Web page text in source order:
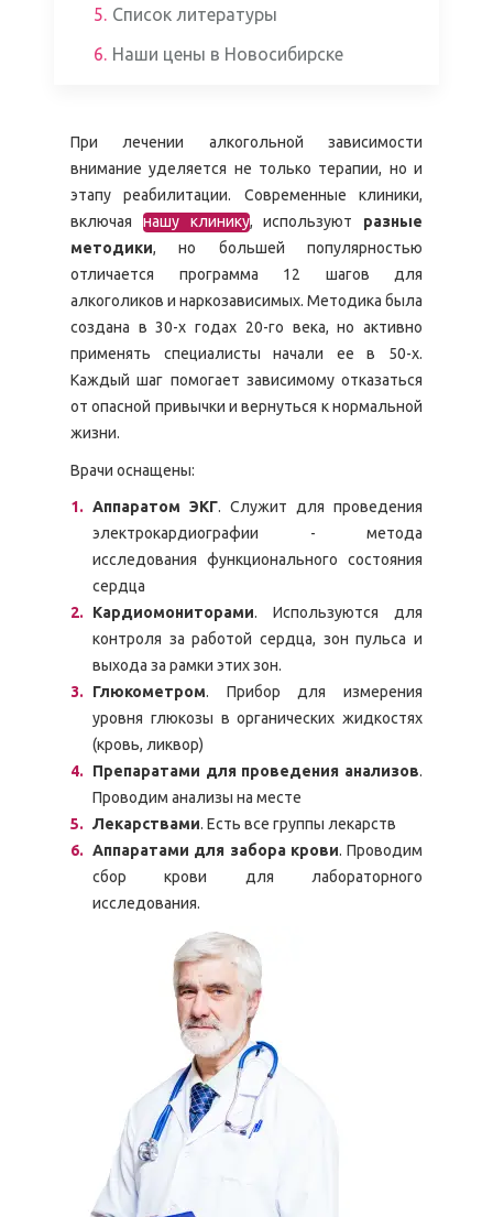
5. Список литературы
6. Наши цены в Новосибирске
При лечении алкогольной зависимости
внимание уделяется не только терапии, но и
этапу реабилитации. Современные клиники,
включая нашу клинику, используют разные
методики, но большей популярностью
отличается программа 12 шагов для
алкоголиков и наркозависимых. Методика была
создана в 30-х годах 20-го века, но активно
применять специалисты начали ее в 50-х.
Каждый шаг помогает зависимому отказаться
от опасной привычки и вернуться к нормальной
жизни.
Врачи оснащены:
Аппаратом ЭКГ. Служит для проведения
электрокардиографии - метода
исследования функционального состояния
сердца
Кардиомониторами. Используются для
контроля за работой сердца, зон пульса и
выхода за рамки этих зон.
Глюкометром. Прибор для измерения
уровня глюкозы в органических жидкостях
(кровь, ликвор)
Препаратами для проведения анализов.
Проводим анализы на месте
Лекарствами. Есть все группы лекарств
Аппаратами для забора крови. Проводим
сбор крови для лабораторного
исследования.